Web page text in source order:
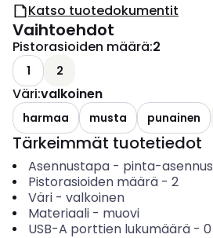
Katso tuotedokumentit
Vaihtoehdot
Pistorasioiden määrä:2
1 2
Väri:valkoinen
harmaa musta punainen
Tärkeimmät tuotetiedot
Asennustapa- pinta-asennus
Pistorasioiden määrä- 2
Väri- valkoinen
Materiaali- muovi
USB-A porttien lukumäärä- 0